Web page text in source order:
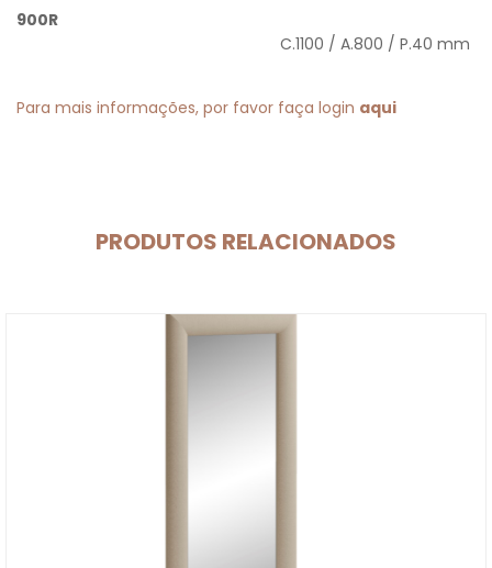
900R
C.1100 / A.800 / P.40 mm
Para mais informações, por favor faça login aqui
PRODUTOS RELACIONADOS